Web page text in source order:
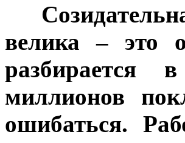
велика – это
разбирается
миллионов
ошибаться.